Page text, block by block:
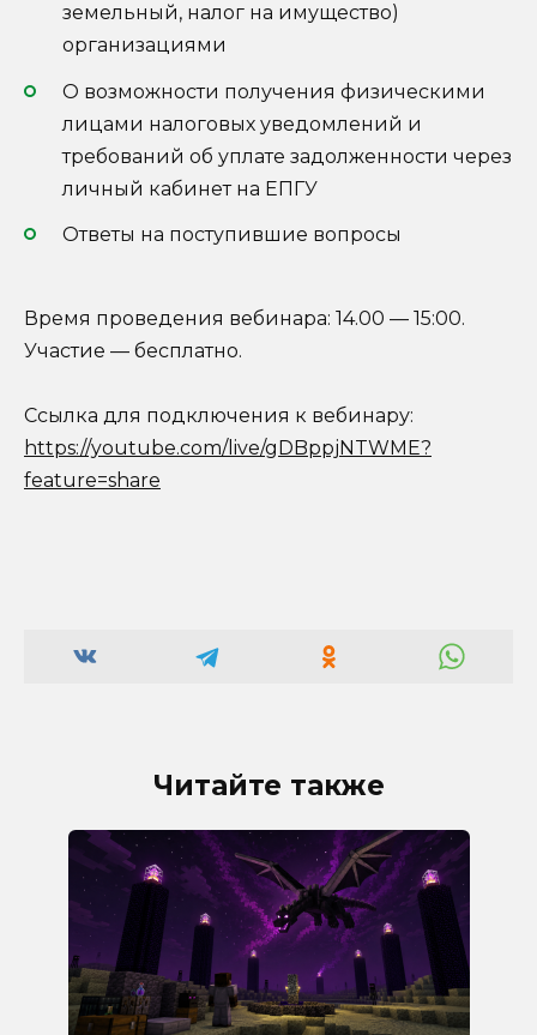
земельный, налог на имущество)
организациями
О возможности получения физическими
лицами налоговых уведомлений и
требований об уплате задолженности через
личный кабинет на ЕПГУ
Ответы на поступившие вопросы
Время проведения вебинара: 14.00 — 15:00.
Участие — бесплатно.
Ссылка для подключения к вебинару:
https://youtube.com/live/gDBppjNTWME?
feature=share
Читайте также